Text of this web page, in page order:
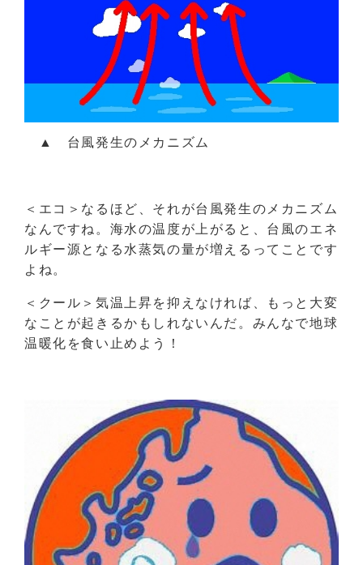
▲ 台風発生のメカニズム
＜エコ＞なるほど、それが台風発生のメカニズム
なんですね。海水の温度が上がると、台風のエネ
ルギー源となる水蒸気の量が増えるってことです
よね。
＜クール＞気温上昇を抑えなければ、もっと大変
なことが起きるかもしれないんだ。みんなで地球
温暖化を食い止めよう！